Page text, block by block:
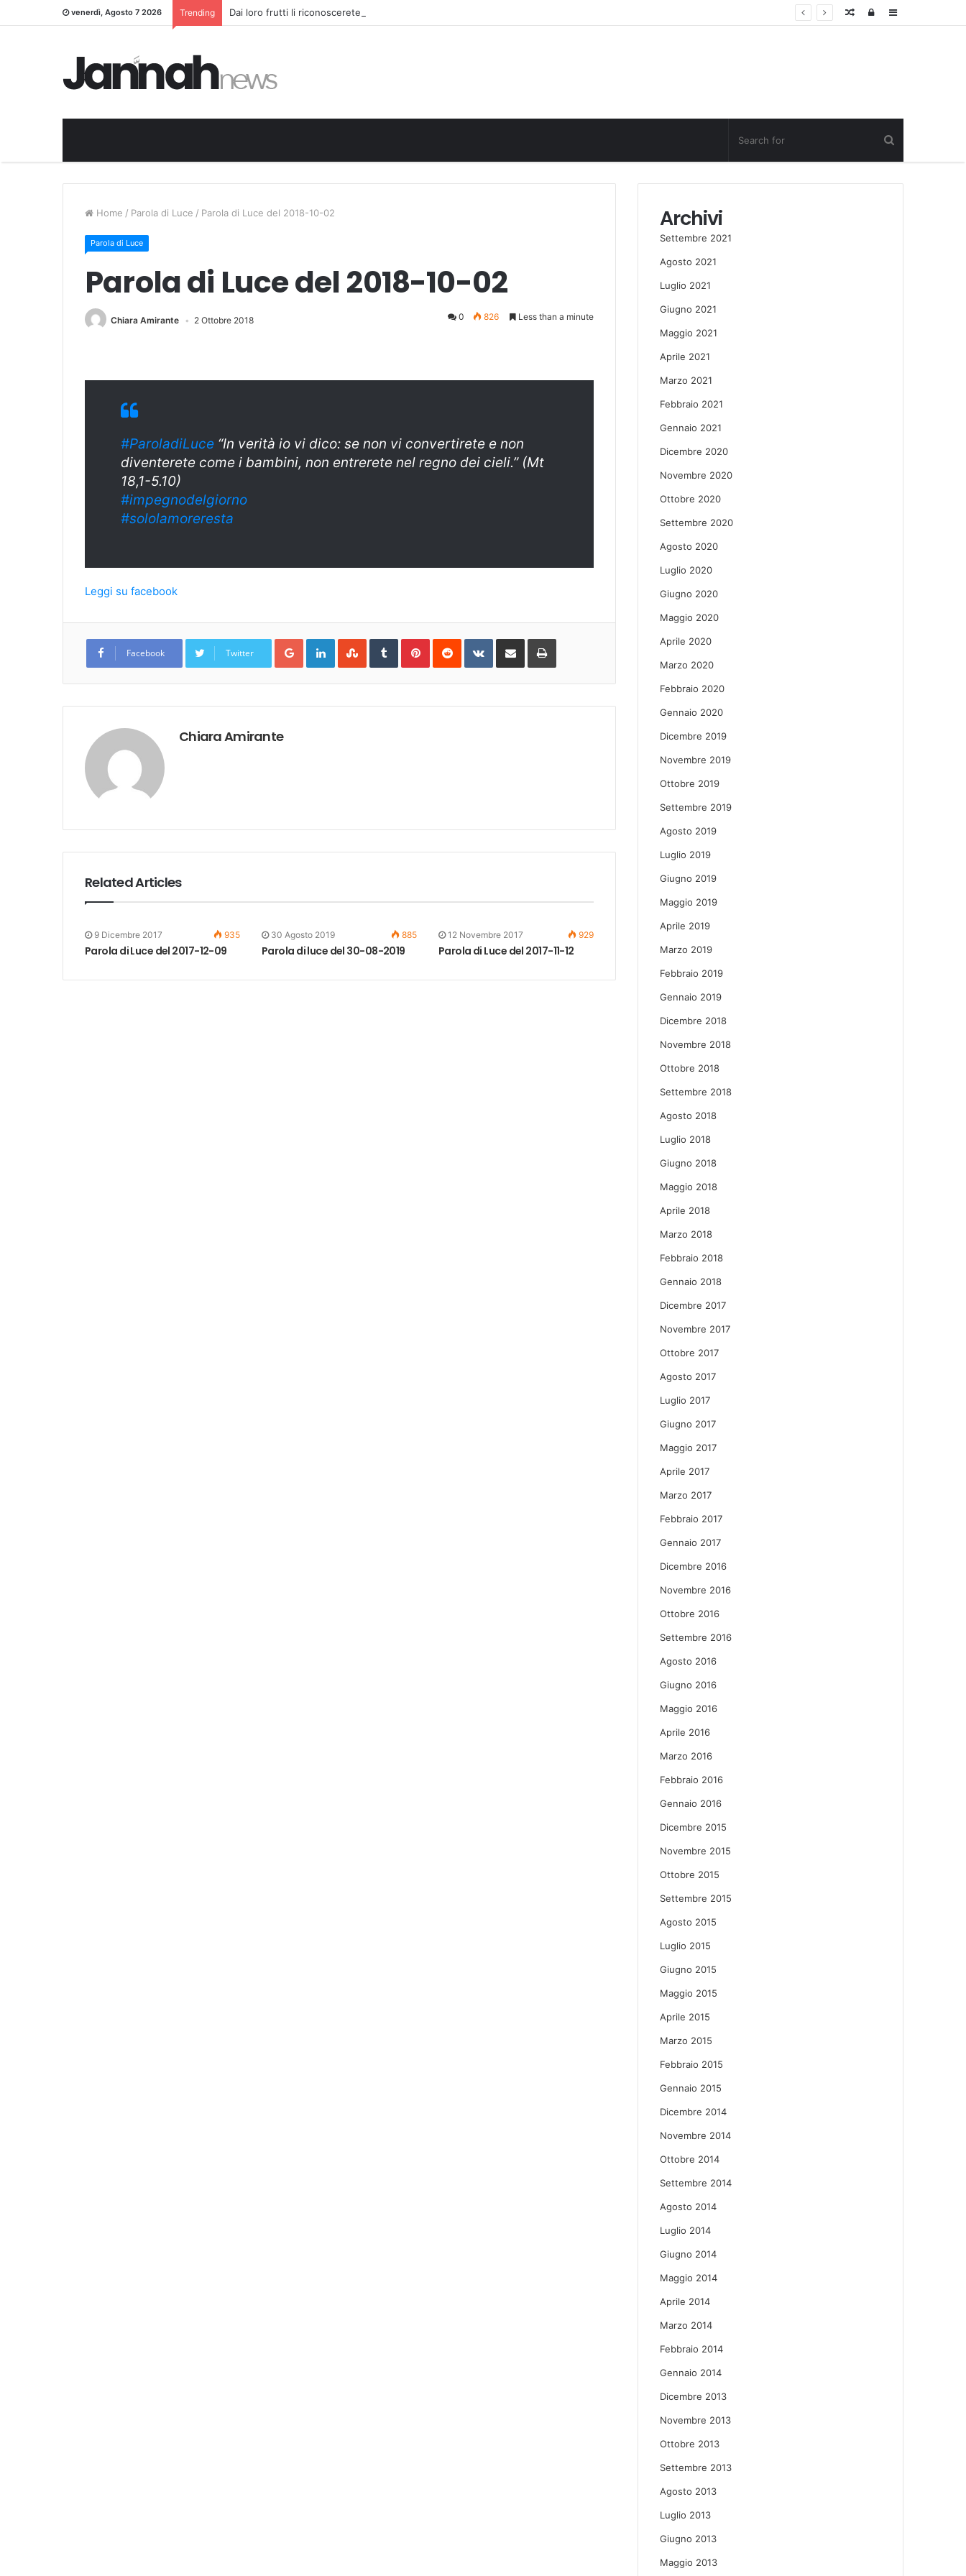
venerdì, Agosto 7 2026 Trending Dai loro frutti li riconoscerete Sidebar
Log
Random
Home / Parola di Luce / Parola di Luce del 2018-10-02
Parola di Luce
Parola di Luce del 2018-10-02
Chiara Amirante 2 Ottobre 2018 0 826 Less than a minute
#ParoladiLuce “In verità io vi dico: se non vi convertirete e non
diventerete come i bambini, non entrerete nel regno dei cieli.” (Mt
18,1-5.10)
#impegnodelgiorno
#sololamoreresta
Leggi su facebook
Facebook Twitter
Google+LinkedInStumbleUpon
TumblrPinterestReddit VKontakteShare
Email
Print
Chiara Amirante
Related Articles
9 Dicembre 2017 935
Parola di Luce del 2017-12-09
30 Agosto 2019 885
Parola di luce del 30-08-2019
12 Novembre 2017 929
Parola di Luce del 2017-11-12
Archivi
Settembre 2021
Agosto 2021
Luglio 2021
Giugno 2021
Maggio 2021
Aprile 2021
Marzo 2021
Febbraio 2021
Gennaio 2021
Dicembre 2020
Novembre 2020
Ottobre 2020
Settembre 2020
Agosto 2020
Luglio 2020
Giugno 2020
Maggio 2020
Aprile 2020
Marzo 2020
Febbraio 2020
Gennaio 2020
Dicembre 2019
Novembre 2019
Ottobre 2019
Settembre 2019
Agosto 2019
Luglio 2019
Giugno 2019
Maggio 2019
Aprile 2019
Marzo 2019
Febbraio 2019
Gennaio 2019
Dicembre 2018
Novembre 2018
Ottobre 2018
Settembre 2018
Agosto 2018
Luglio 2018
Giugno 2018
Maggio 2018
Aprile 2018
Marzo 2018
Febbraio 2018
Gennaio 2018
Dicembre 2017
Novembre 2017
Ottobre 2017
Agosto 2017
Luglio 2017
Giugno 2017
Maggio 2017
Aprile 2017
Marzo 2017
Febbraio 2017
Gennaio 2017
Dicembre 2016
Novembre 2016
Ottobre 2016
Settembre 2016
Agosto 2016
Giugno 2016
Maggio 2016
Aprile 2016
Marzo 2016
Febbraio 2016
Gennaio 2016
Dicembre 2015
Novembre 2015
Ottobre 2015
Settembre 2015
Agosto 2015
Luglio 2015
Giugno 2015
Maggio 2015
Aprile 2015
Marzo 2015
Febbraio 2015
Gennaio 2015
Dicembre 2014
Novembre 2014
Ottobre 2014
Settembre 2014
Agosto 2014
Luglio 2014
Giugno 2014
Maggio 2014
Aprile 2014
Marzo 2014
Febbraio 2014
Gennaio 2014
Dicembre 2013
Novembre 2013
Ottobre 2013
Settembre 2013
Agosto 2013
Luglio 2013
Giugno 2013
Maggio 2013